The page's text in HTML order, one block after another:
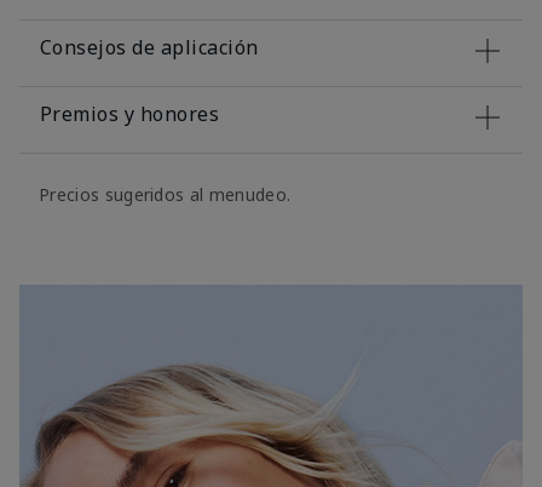
Consejos de aplicación
Premios y honores
Precios sugeridos al menudeo.